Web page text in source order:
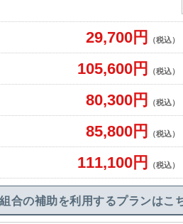
29,700円 （税込）
105,600円 （税込）
80,300円 （税込）
85,800円 （税込）
111,100円 （税込）
合の補助を利用するプランはこ